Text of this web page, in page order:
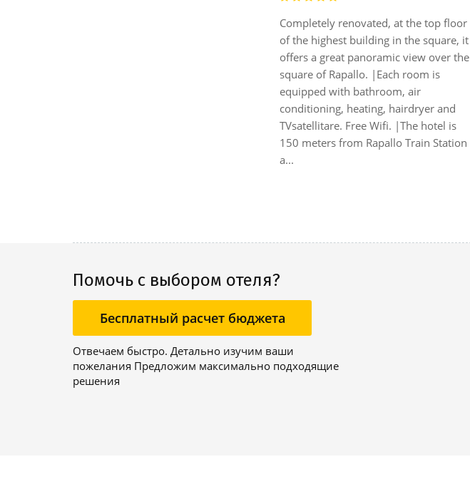
Completely renovated, at the top floor
of the highest building in the square, it
offers a great panoramic view over the
square of Rapallo. |Each room is
equipped with bathroom, air
conditioning, heating, hairdryer and
TVsatellitare. Free Wifi. |The hotel is
150 meters from Rapallo Train Station
a...
Помочь с выбором отеля?
Бесплатный расчет бюджета
Отвечаем быстро. Детально изучим ваши
пожелания Предложим максимально подходящие
решения